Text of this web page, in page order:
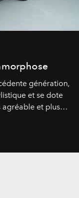
génération,
et se dote
agréable et plus
C5 Aircross a